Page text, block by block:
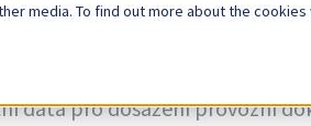
media. To find out more about the cookies
technologiích a
data pro dosažení provozní